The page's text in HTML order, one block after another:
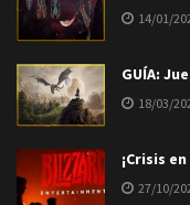
14/01/
GUÍA:
18/03/
¡Crisis
27/10/